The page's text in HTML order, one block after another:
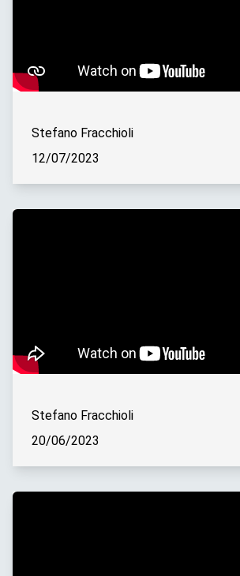
Stefano Fracchioli
12/07/2023
Stefano Fracchioli
20/06/2023